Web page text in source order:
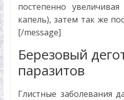
постепенно
капель), затем так же
[/message]
Березовый
паразитов
Глистные заболевания